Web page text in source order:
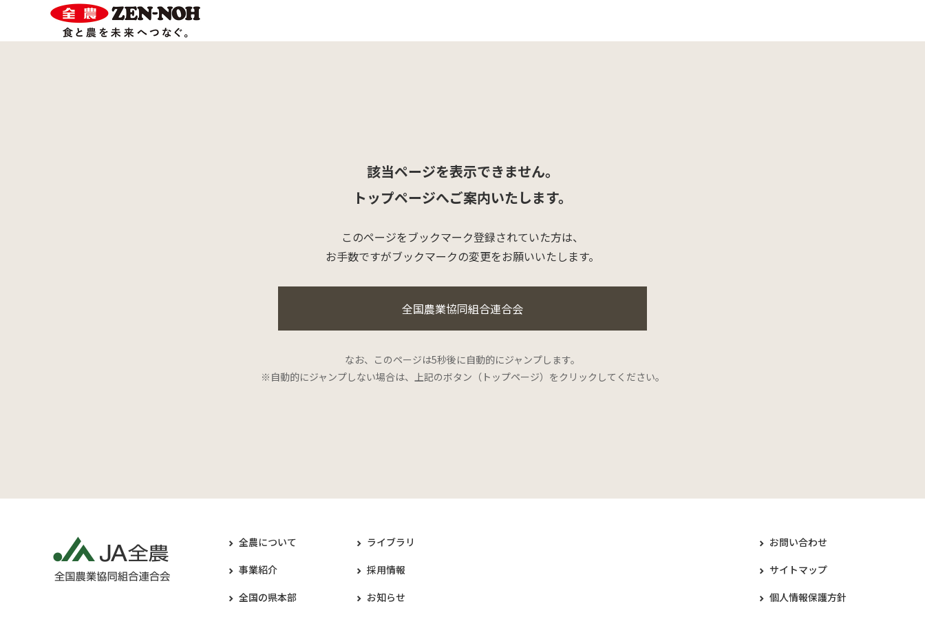
該当ページを表示できません。
トップページへご案内いたします。
このページをブックマーク登録されていた方は、
お手数ですがブックマークの変更をお願いいたします。
全国農業協同組合連合会
なお、このページは5秒後に自動的にジャンプします。
※自動的にジャンプしない場合は、上記のボタン（トップページ）をクリックしてください。
全農について
事業紹介
全国の県本部
ライブラリ
採用情報
お知らせ
お問い合わせ
サイトマップ
個人情報保護方針